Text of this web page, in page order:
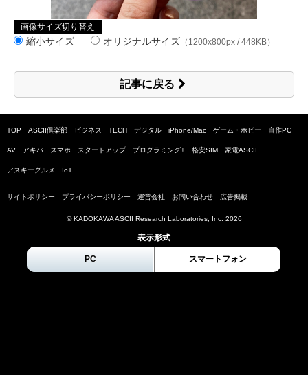
画像サイズ切り替え
縮小サイズ オリジナルサイズ （1200x800px / 448KB）
記事に戻る
TOP ASCII倶楽部 ビジネス TECH デジタル iPhone/Mac ゲーム・ホビー 自作PC
AV アキバ スマホ スタートアップ プログラミング+ 格安SIM 家電ASCII
アスキーグルメ IoT
サイトポリシー プライバシーポリシー 運営会社 お問い合わせ 広告掲載
© KADOKAWA ASCII Research Laboratories, Inc. 2026
表示形式
PC スマートフォン